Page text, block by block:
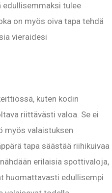
edullisemmaksi tulee
on myös oiva tapa tehdä
vieraidesi
kuten kodin
riittävästi valoa. Se ei
myös valaistuksen
tapa säästää riihikuivaa
erilaisia spottivaloja,
huomattavasti edullisempi